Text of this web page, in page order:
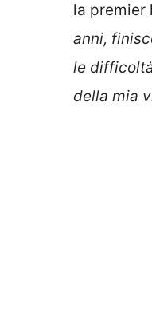
la premier
anni,
le
della mia